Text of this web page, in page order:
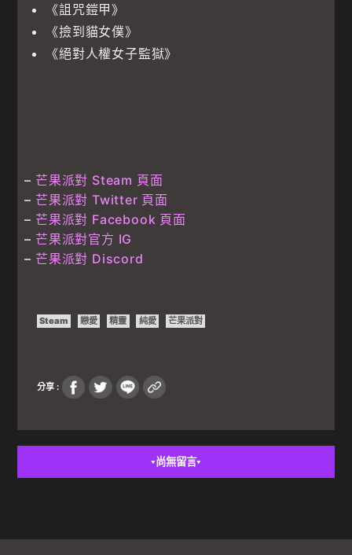
《詛咒鎧甲》
《撿到貓女僕》
《絕對人權女子監獄》
– 芒果派對 Steam 頁面
– 芒果派對 Twitter 頁面
– 芒果派對 Facebook 頁面
– 芒果派對官方 IG
– 芒果派對 Discord
Steam 戀愛 精靈 純愛 芒果派對
分享 :
▼ 尚無留言▼